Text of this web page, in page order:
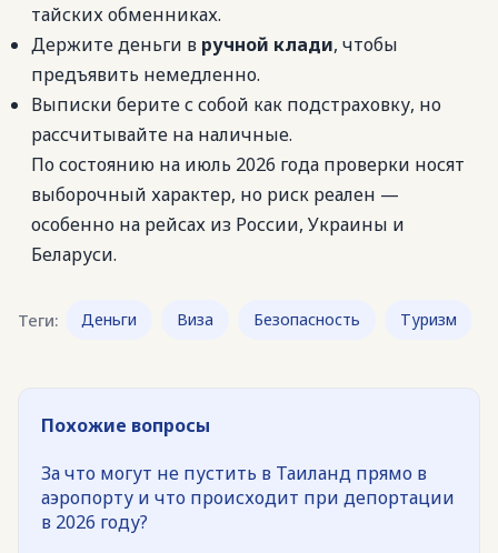
тайских обменниках.
Держите деньги в ручной клади, чтобы
предъявить немедленно.
Выписки берите с собой как подстраховку, но
рассчитывайте на наличные.
По состоянию на июль 2026 года проверки носят
выборочный характер, но риск реален —
особенно на рейсах из России, Украины и
Беларуси.
Теги: Деньги Виза Безопасность Туризм
Похожие вопросы
За что могут не пустить в Таиланд прямо в
аэропорту и что происходит при депортации
в 2026 году?